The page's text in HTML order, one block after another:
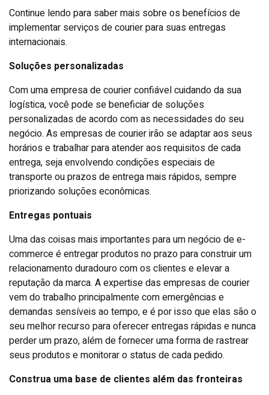
Continue lendo para saber mais sobre os benefícios de
implementar serviços de courier para suas entregas
internacionais.
Soluções personalizadas
Com uma empresa de courier confiável cuidando da sua
logística, você pode se beneficiar de soluções
personalizadas de acordo com as necessidades do seu
negócio. As empresas de courier irão se adaptar aos seus
horários e trabalhar para atender aos requisitos de cada
entrega, seja envolvendo condições especiais de
transporte ou prazos de entrega mais rápidos, sempre
priorizando soluções econômicas.
Entregas pontuais
Uma das coisas mais importantes para um negócio de e-
commerce é entregar produtos no prazo para construir um
relacionamento duradouro com os clientes e elevar a
reputação da marca. A expertise das empresas de courier
vem do trabalho principalmente com emergências e
demandas sensíveis ao tempo, e é por isso que elas são o
seu melhor recurso para oferecer entregas rápidas e nunca
perder um prazo, além de fornecer uma forma de rastrear
seus produtos e monitorar o status de cada pedido.
Construa uma base de clientes além das fronteiras